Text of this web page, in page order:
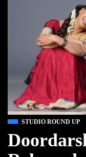
STUDIO ROUND UP